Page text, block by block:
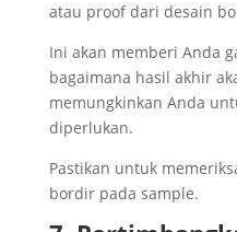
atau proof dari desain
Ini akan memberi Anda
bagaimana hasil akhir
memungkinkan Anda
diperlukan.
Pastikan untuk
bordir pada sample.